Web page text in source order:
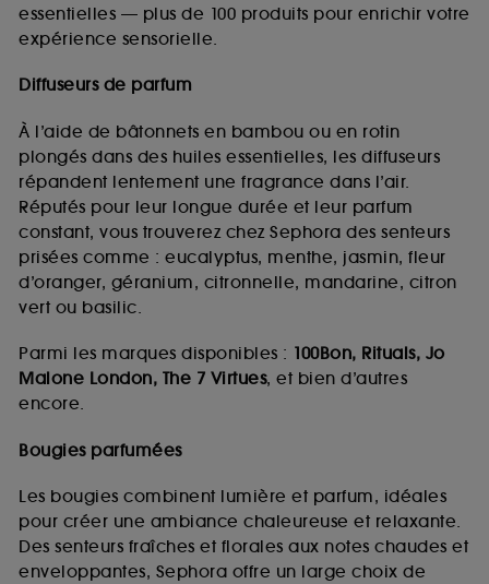
essentielles — plus de 100 produits pour enrichir votre
expérience sensorielle.
Diffuseurs de parfum
À l’aide de bâtonnets en bambou ou en rotin
plongés dans des huiles essentielles, les diffuseurs
répandent lentement une fragrance dans l’air.
Réputés pour leur longue durée et leur parfum
constant, vous trouverez chez Sephora des senteurs
prisées comme : eucalyptus, menthe, jasmin, fleur
d’oranger, géranium, citronnelle, mandarine, citron
vert ou basilic.
Parmi les marques disponibles : 100Bon, Rituals, Jo
Malone London, The 7 Virtues, et bien d’autres
encore.
Bougies parfumées
Les bougies combinent lumière et parfum, idéales
pour créer une ambiance chaleureuse et relaxante.
Des senteurs fraîches et florales aux notes chaudes et
enveloppantes, Sephora offre un large choix de